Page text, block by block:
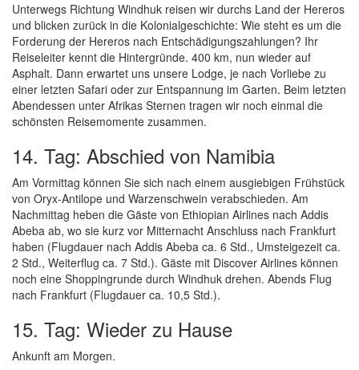
Unterwegs Richtung Windhuk reisen wir durchs Land der Hereros
und blicken zurück in die Kolonialgeschichte: Wie steht es um die
Forderung der Hereros nach Entschädigungszahlungen? Ihr
Reiseleiter kennt die Hintergründe. 400 km, nun wieder auf
Asphalt. Dann erwartet uns unsere Lodge, je nach Vorliebe zu
einer letzten Safari oder zur Entspannung im Garten. Beim letzten
Abendessen unter Afrikas Sternen tragen wir noch einmal die
schönsten Reisemomente zusammen.
14. Tag: Abschied von Namibia
Am Vormittag können Sie sich nach einem ausgiebigen Frühstück
von Oryx-Antilope und Warzenschwein verabschieden. Am
Nachmittag heben die Gäste von Ethiopian Airlines nach Addis
Abeba ab, wo sie kurz vor Mitternacht Anschluss nach Frankfurt
haben (Flugdauer nach Addis Abeba ca. 6 Std., Umsteigezeit ca.
2 Std., Weiterflug ca. 7 Std.). Gäste mit Discover Airlines können
noch eine Shoppingrunde durch Windhuk drehen. Abends Flug
nach Frankfurt (Flugdauer ca. 10,5 Std.).
15. Tag: Wieder zu Hause
Ankunft am Morgen.